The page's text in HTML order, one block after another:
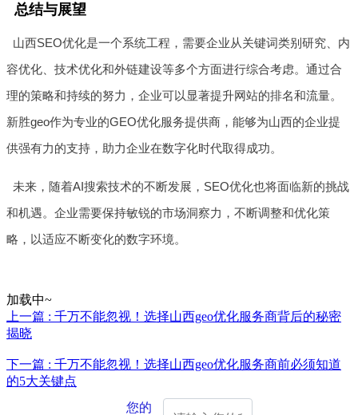
总结与展望
山西SEO优化是一个系统工程，需要企业从关键词类别研究、内
容优化、技术优化和外链建设等多个方面进行综合考虑。通过合
理的策略和持续的努力，企业可以显著提升网站的排名和流量。
新胜geo作为专业的GEO优化服务提供商，能够为山西的企业提
供强有力的支持，助力企业在数字化时代取得成功。
未来，随着AI搜索技术的不断发展，SEO优化也将面临新的挑战
和机遇。企业需要保持敏锐的市场洞察力，不断调整和优化策
略，以适应不断变化的数字环境。
加载中~
上一篇 : 千万不能忽视！选择山西geo优化服务商背后的秘密
揭晓
下一篇 : 千万不能忽视！选择山西geo优化服务商前必须知道
的5大关键点
您的